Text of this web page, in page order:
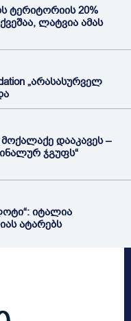
ტერიტორიის 20%
ლატვია ამას
„არასასურველ
დააკავეს –
ჯგუფს“
იტალია
ატარებს